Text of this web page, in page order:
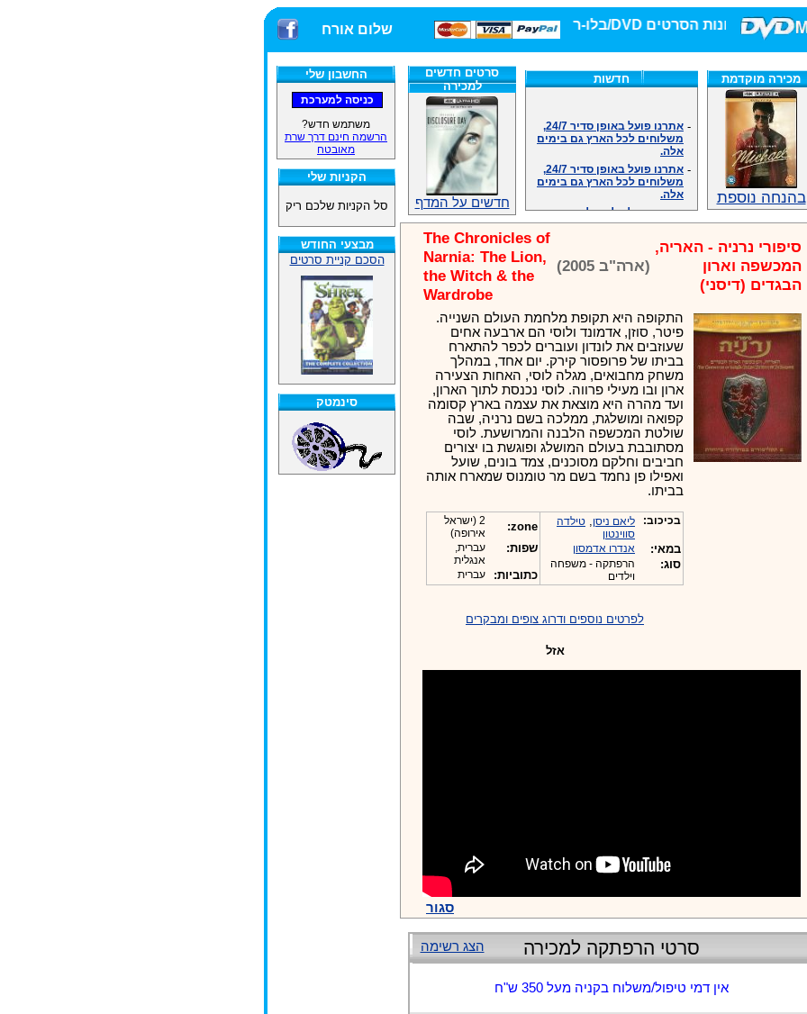
חנות הסרטים DVD/בלו-ריי/3D הגדולה ביותר! שלום אורח
החשבון שלי
משתמש חדש?
הרשמה חינם דרך שרת
מאובטח
הקניות שלי
סל הקניות שלכם ריק
מבצעי החודש
הסכם קניית סרטים
סינמטק
מכירה מוקדמת
בהנחה נוספת
חדשות
משלוחים לכל הארץ גם בימים
אלה.
משלוחים לכל הארץ גם בימים
אלה.
אנחנו כאן לכול שאלה וזמינים
במענה הטלפוני שלנו.ובמייל
.האתר לרשותכם פעיל 24/7
- מענה טלפוני: 09-7652392
צוות דיוידי מאסטר ישיר.
זמינים במייל ובטלפון. האתר
אנחנו כאן לכול שאלה וזמינים
במענה הטלפוני שלנו.ובמייל
.האתר לרשותכם 24/7
מענה טלפוני: 09-7652392
צוות דיוידי מאסטר ישיר.
סרטים חדשים
למכירה
חדשים על המדף
סיפורי נרניה - האריה,
המכשפה וארון
הבגדים (דיסני)
(ארה"ב 2005)
The Chronicles of
Narnia: The Lion,
the Witch & the
Wardrobe
התקופה היא תקופת מלחמת העולם השנייה.
פיטר, סוזן, אדמונד ולוסי הם ארבעה אחים
שעוזבים את לונדון ועוברים לכפר להתארח
בביתו של פרופסור קירק. יום אחד, במהלך
משחק מחבואים, מגלה לוסי, האחות הצעירה
ארון ובו מעילי פרווה. לוסי נכנסת לתוך הארון,
ועד מהרה היא מוצאת את עצמה בארץ קסומה
קפואה ומושלגת, ממלכה בשם נרניה, שבה
שולטת המכשפה הלבנה והמרושעת. לוסי
מסתובבת בעולם המושלג ופוגשת בו יצורים
חביבים וחלקם מסוכנים, צמד בונים, שועל
ואפילו פן נחמד בשם מר טומנוס שמארח אותה
בביתו.
בכיכוב: ליאם ניסן, טילדה
סווינטון
במאי: אנדרו אדמסון
סוג:
הרפתקה - משפחה
וילדים
zone:
2 (ישראל
אירופה)
שפות:
עברית,
אנגלית
כתוביות: עברית
לפרטים נוספים ודרוג צופים ומבקרים
אזל
סגור
הצג רשימה סרטי הרפתקה למכירה
אין דמי טיפול/משלוח בקניה מעל 350 ש"ח